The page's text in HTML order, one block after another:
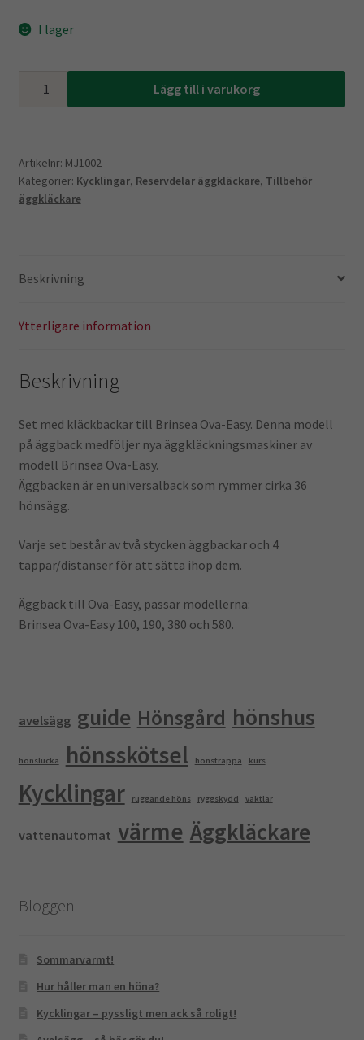
I lager
kläckback
mängd
Lägg till i varukorg
Artikelnr: MJ1002
Kategorier: Kycklingar, Reservdelar äggkläckare, Tillbehör
äggkläckare
Beskrivning
Ytterligare information
Beskrivning
Set med kläckbackar till Brinsea Ova-Easy. Denna modell
på äggback medföljer nya äggkläckningsmaskiner av
modell Brinsea Ova-Easy.
Äggbacken är en universalback som rymmer cirka 36
hönsägg.
Varje set består av två stycken äggbackar och 4
tappar/distanser för att sätta ihop dem.
Äggback till Ova-Easy, passar modellerna:
Brinsea Ova-Easy 100, 190, 380 och 580.
avelsägg guide Hönsgård hönshus
hönslucka hönsskötsel hönstrappa kurs
Kycklingar ruggande höns ryggskydd vaktlar
vattenautomat värme Äggkläckare
Bloggen
Sommarvarmt!
Hur håller man en höna?
Kycklingar – pyssligt men ack så roligt!